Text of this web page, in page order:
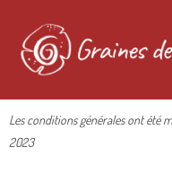
Les conditions générales ont été
2023